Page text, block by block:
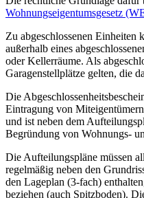
Wohnungseigentumsgesetz
Zu abgeschlossenen Einheiten
außerhalb eines
oder Kellerräume. Als
Garagenstellplätze gelten, die
Die
Eintragung von
und ist neben dem
Begründung von Wohnungs-
Die Aufteilungspläne müssen
regelmäßig neben den
den Lageplan (3-fach)
beziehen (auch Spitzboden).